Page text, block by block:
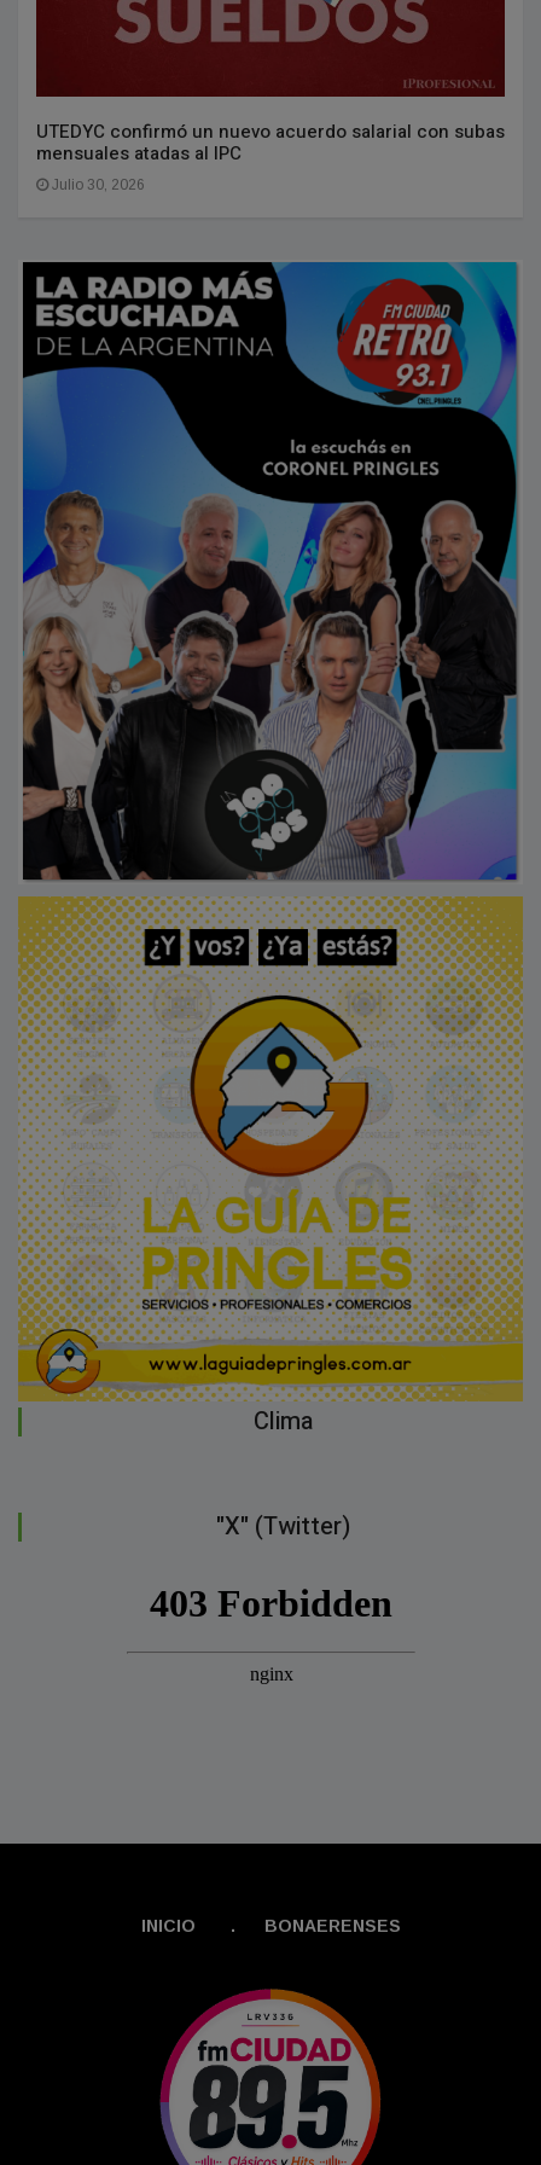
UTEDYC confirmó un nuevo acuerdo salarial con subas
mensuales atadas al IPC
Julio 30, 2026
Clima
"X" (Twitter)
INICIO . BONAERENSES